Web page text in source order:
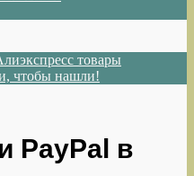
товары
чтобы нашли!
PayPal в